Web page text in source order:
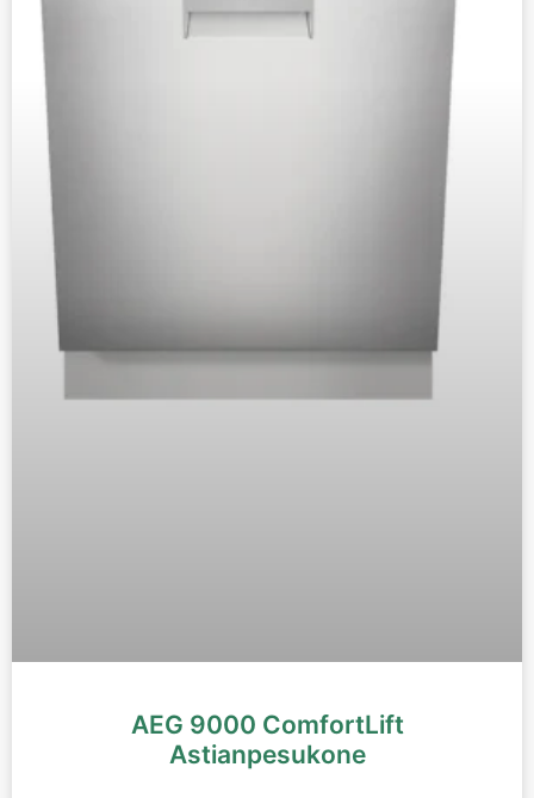
AEG 9000 ComfortLift
Astianpesukone